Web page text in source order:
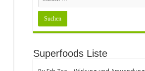
Superfoods Liste